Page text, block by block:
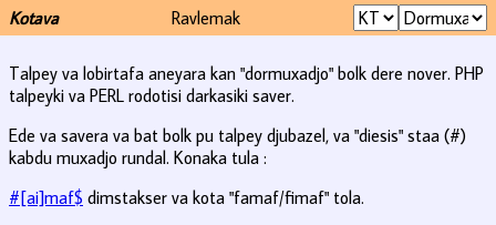
Kotava Ravlemak
Talpey va lobirtafa aneyara kan "dormuxadjo" bolk dere nover. PHP
talpeyki va PERL rodotisi darkasiki saver.
Ede va savera va bat bolk pu talpey djubazel, va "diesis" staa (#)
kabdu muxadjo rundal. Konaka tula :
#[ai]maf$ dimstakser va kota "famaf/fimaf" tola.